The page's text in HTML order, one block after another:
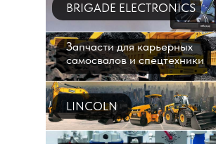
BRIGADE ELECTRONICS
Запчасти для карьерных
самосвалов и спецтехники
LINCOLN